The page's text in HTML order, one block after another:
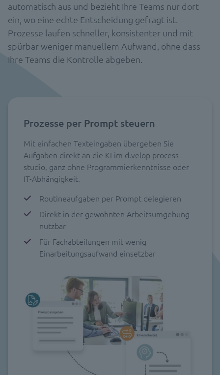
automatisch aus und bezieht Ihre Teams nur dort
ein, wo eine echte Entscheidung gefragt ist.
Prozesse laufen schneller, konsistenter und mit
spürbar weniger manuellem Aufwand, ohne dass
Ihre Teams die Kontrolle abgeben.
Prozesse per Prompt steuern
Mit einfachen Texteingaben übergeben Sie
Aufgaben direkt an die KI im d.velop process
studio, ganz ohne Programmierkenntnisse oder
IT-Abhängigkeit.
Routineaufgaben per Prompt delegieren
Direkt in der gewohnten Arbeitsumgebung
nutzbar
Für Fachabteilungen mit wenig
Einarbeitungsaufwand einsetzbar